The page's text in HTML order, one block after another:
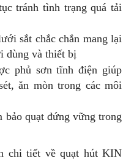
tránh tình trạng quá tải
sắt chắc chắn mang lại
dùng và thiết bị
phủ sơn tĩnh điện giúp
ăn mòn trong các môi
bảo quạt đứng vững trong
chi tiết về quạt hút KIN